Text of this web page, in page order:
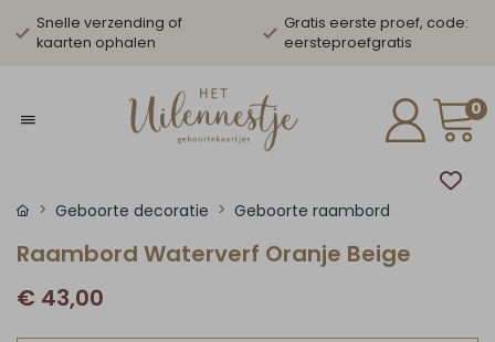
Snelle verzending of
kaarten ophalen
Gratis eerste proef, code:
eersteproefgratis
0
Geboorte decoratie Geboorte raambord
Raambord Waterverf Oranje Beige
€ 43,00